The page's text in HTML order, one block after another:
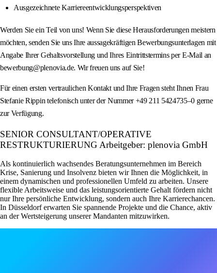
Ausgezeichnete Karriereentwicklungsperspektiven
Werden Sie ein Teil von uns! Wenn Sie diese Herausforderungen meistern
möchten, senden Sie uns Ihre aussagekräftigen Bewerbungsunterlagen mit
Angabe Ihrer Gehaltsvorstellung und Ihres Eintrittstermins per E-Mail an
bewerbung@plenovia.de. Wir freuen uns auf Sie!
Für einen ersten vertraulichen Kontakt und Ihre Fragen steht Ihnen Frau
Stefanie Rippin telefonisch unter der Nummer +49 211 5424735–0 gerne
zur Verfügung.
SENIOR CONSULTANT/OPERATIVE
RESTRUKTURIERUNG Arbeitgeber: plenovia GmbH
Als kontinuierlich wachsendes Beratungsunternehmen im Bereich
Krise, Sanierung und Insolvenz bieten wir Ihnen die Möglichkeit, in
einem dynamischen und professionellen Umfeld zu arbeiten. Unsere
flexible Arbeitsweise und das leistungsorientierte Gehalt fördern nicht
nur Ihre persönliche Entwicklung, sondern auch Ihre Karrierechancen.
In Düsseldorf erwarten Sie spannende Projekte und die Chance, aktiv
an der Wertsteigerung unserer Mandanten mitzuwirken.